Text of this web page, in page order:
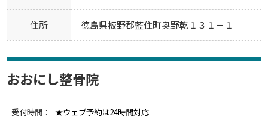
住所 徳島県板野郡藍住町奥野乾１３１－１
おおにし整骨院
受付時間： ★ウェブ予約は24時間対応